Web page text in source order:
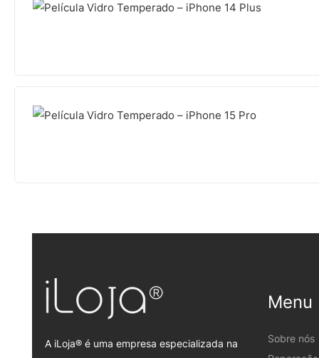
A iLoja® é uma empresa especializada na
Menu
Sobre nós